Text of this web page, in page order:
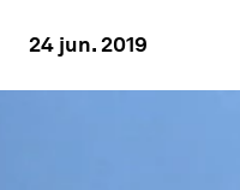
24 jun. 2019